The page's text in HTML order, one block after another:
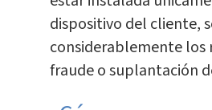
dispositivo del cliente,
considerablemente los
fraude o suplantación